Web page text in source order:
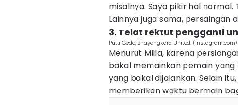
misalnya. Saya pikir hal
Lainnya juga sama, persaingan
3. Telat rektut pengganti
Putu Gede, Bhayangkara United.
Menurut Milla, karena
bakal memainkan pemain
yang bakal dijalankan. Selain
memberikan waktu bermain